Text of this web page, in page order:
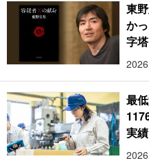
東
か
字
最
実